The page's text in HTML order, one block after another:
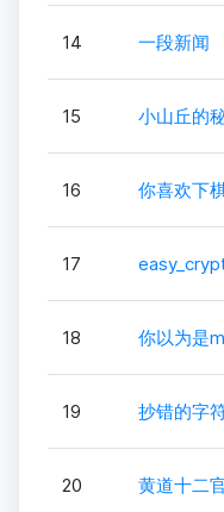
14 一段新闻
15 小山丘的
16 你喜欢下
17
18 你以为是
19 抄错的字
20 黄道十二